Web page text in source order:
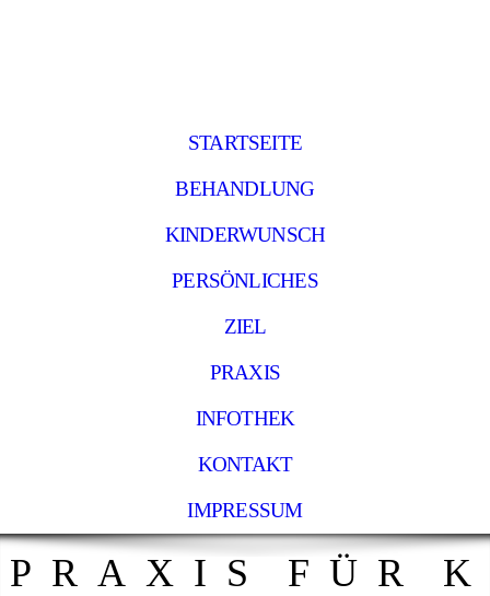
STARTSEITE
BEHANDLUNG
KINDERWUNSCH
PERSÖNLICHES
ZIEL
PRAXIS
INFOTHEK
KONTAKT
IMPRESSUM
P R A X I S F Ü R K